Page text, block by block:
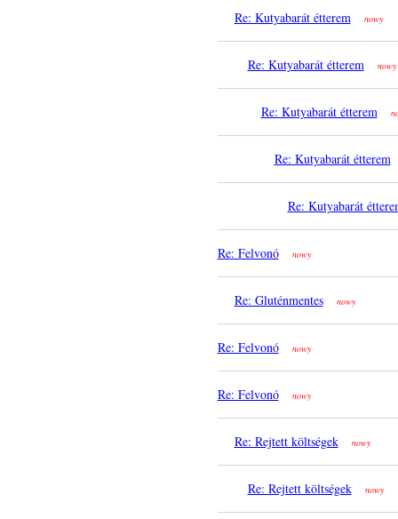
Re: Kutyabarát étterem nowy
Re: Kutyabarát étterem nowy
Re: Kutyabarát étterem
Re: Kutyabarát étterem
Re: Kutyabarát
Re: Felvonó nowy
Re: Gluténmentes nowy
Re: Felvonó nowy
Re: Felvonó nowy
Re: Rejtett költségek nowy
Re: Rejtett költségek nowy